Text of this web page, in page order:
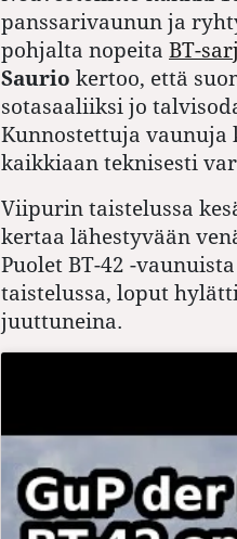
panssarivaunun ja
pohjalta nopeita BT-
Saurio kertoo, että
sotasaaliiksi jo
Kunnostettuja vaunuja
kaik­kiaan teknisesti
Viipurin taistelussa
kertaa lähestyvään
Puolet BT-42 -
taistelussa, loput
juuttuneina.